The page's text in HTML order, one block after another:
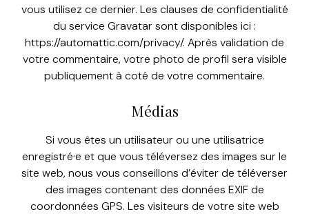
vous utilisez ce dernier. Les clauses de confidentialité
du service Gravatar sont disponibles ici :
https://automattic.com/privacy/. Après validation de
votre commentaire, votre photo de profil sera visible
publiquement à coté de votre commentaire.
Médias
Si vous êtes un utilisateur ou une utilisatrice
enregistré·e et que vous téléversez des images sur le
site web, nous vous conseillons d’éviter de téléverser
des images contenant des données EXIF de
coordonnées GPS. Les visiteurs de votre site web